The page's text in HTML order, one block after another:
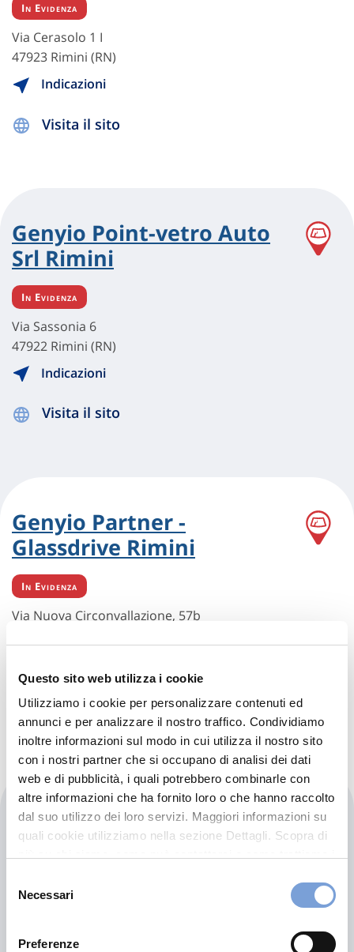
Questo sito web utilizza i cookie
Utilizziamo i cookie per personalizzare contenuti ed
annunci e per analizzare il nostro traffico. Condividiamo
inoltre informazioni sul modo in cui utilizza il nostro sito
con i nostri partner che si occupano di analisi dei dati
web e di pubblicità, i quali potrebbero combinarle con
altre informazioni che ha fornito loro o che hanno raccolto
dal suo utilizzo dei loro servizi. Maggiori informazioni su
quali cookie utilizziamo nella sezione Dettagli. Scopra di
può trovare nel footer del sito nella sezione "Informativa
delNecessari
Preferenze
In Evidenza
Via Cerasolo 1 I
47923 Rimini (RN)
Indicazioni
Visita il sito
Genyio Point-vetro Auto
Srl Rimini
In Evidenza
Via Sassonia 6
47922 Rimini (RN)
Indicazioni
Visita il sito
Genyio Partner -
Glassdrive Rimini
In Evidenza
Via Nuova Circonvallazione, 57b
Visita il sito
Carglass - Rimini
Via Nuova Circonvallazione,153